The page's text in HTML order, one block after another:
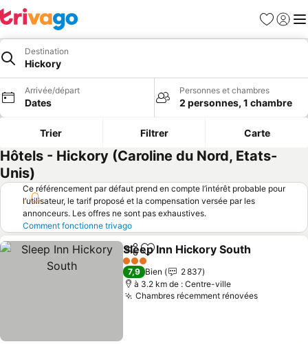
Favoris
Se
Destination
Hickory
Arrivée/départ
Dates
Personnes et chambres
2 personnes, 1 chambre
Trier Filtrer Carte
Hôtels - Hickory (Caroline du Nord, Etats-
Unis)
Ce référencement par défaut prend en compte l’intérêt probable pour
l’utilisateur, le tarif proposé et la compensation versée par les
annonceurs. Les offres ne sont pas exhaustives.
Comment fonctionne trivago
PartagerAjouter à mes favoris
Sleep Inn Hickory South
3 Étoiles
7,9 Bien
2 837
à 3.2 km de : Centre-ville
Chambres récemment rénovées